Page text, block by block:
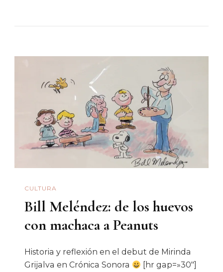
Ficción
Y
La
Realidad
CULTURA
Bill Meléndez: de los huevos
con machaca a Peanuts
Historia y reflexión en el debut de Mirinda
Grijalva en Crónica Sonora
[hr gap=»30″]